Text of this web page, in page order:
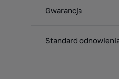
Gwarancja
Standard